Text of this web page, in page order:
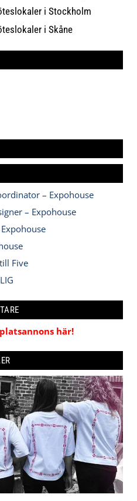
i Stockholm
i Skåne
– Expohouse
– Expohouse
Five
här!